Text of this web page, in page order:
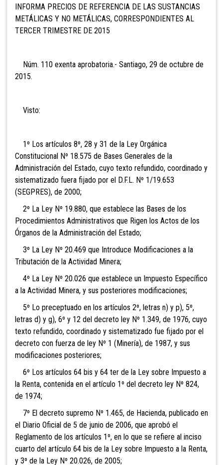
INFORMA PRECIOS DE REFERENCIA DE LAS SUSTANCIAS
METÁLICAS Y NO METÁLICAS, CORRESPONDIENTES AL
TERCER TRIMESTRE DE 2015
Núm. 110 exenta aprobatoria.- Santiago, 29 de octubre de
2015.
Visto:
1º Los artículos 8º, 28 y 31 de la Ley Orgánica
Constitucional Nº 18.575 de Bases Generales de la
Administración del Estado, cuyo texto refundido, coordinado y
sistematizado fuera fijado por el D.F.L. Nº 1/19.653
(SEGPRES), de 2000;
2º La Ley Nº 19.880, que establece las Bases de los
Procedimientos Administrativos que Rigen los Actos de los
Órganos de la Administración del Estado;
3º La Ley Nº 20.469 que Introduce Modificaciones a la
Tributación de la Actividad Minera;
4º La Ley Nº 20.026 que establece un Impuesto Específico
a la Actividad Minera, y sus posteriores modificaciones;
5º Lo preceptuado en los artículos 2º, letras n) y p), 5º,
letras d) y g), 6º y 12 del decreto ley Nº 1.349, de 1976, cuyo
texto refundido, coordinado y sistematizado fue fijado por el
decreto con fuerza de ley Nº 1 (Minería), de 1987, y sus
modificaciones posteriores;
6º Los artículos 64 bis y 64 ter de la Ley sobre Impuesto a
la Renta, contenida en el artículo 1º del decreto ley Nº 824,
de 1974;
7º El decreto supremo Nº 1.465, de Hacienda, publicado en
el Diario Oficial de 5 de junio de 2006, que aprobó el
Reglamento de los artículos 1º, en lo que se refiere al inciso
cuarto del artículo 64 bis de la Ley sobre Impuesto a la Renta,
y 3º de la Ley Nº 20.026, de 2005;